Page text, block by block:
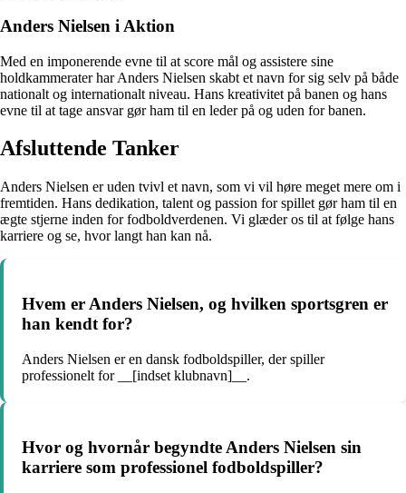
Anders Nielsen i Aktion
Med en imponerende evne til at score mål og assistere sine
holdkammerater har Anders Nielsen skabt et navn for sig selv på både
nationalt og internationalt niveau. Hans kreativitet på banen og hans
evne til at tage ansvar gør ham til en leder på og uden for banen.
Afsluttende Tanker
Anders Nielsen er uden tvivl et navn, som vi vil høre meget mere om i
fremtiden. Hans dedikation, talent og passion for spillet gør ham til en
ægte stjerne inden for fodboldverdenen. Vi glæder os til at følge hans
karriere og se, hvor langt han kan nå.
Hvem er Anders Nielsen, og hvilken sportsgren er
han kendt for?
Anders Nielsen er en dansk fodboldspiller, der spiller
professionelt for __[indset klubnavn]__.
Hvor og hvornår begyndte Anders Nielsen sin
karriere som professionel fodboldspiller?